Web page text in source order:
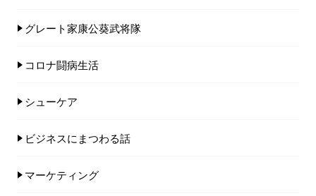
グレート家康公葵武将隊
コロナ闘病生活
シューケア
ビジネスにまつわる話
マーケティング